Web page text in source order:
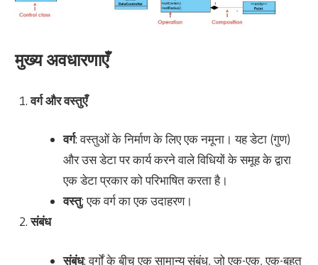
मुख्य अवधारणाएँ
वर्ग और वस्तुएँ
वर्ग: वस्तुओं के निर्माण के लिए एक नमूना। यह डेटा (गुण)
और उस डेटा पर कार्य करने वाले विधियों के समूह के द्वारा
एक डेटा प्रकार को परिभाषित करता है।
वस्तु: एक वर्ग का एक उदाहरण।
संबंध
संबंध: वर्गों के बीच एक सामान्य संबंध, जो एक-एक, एक-बहुत